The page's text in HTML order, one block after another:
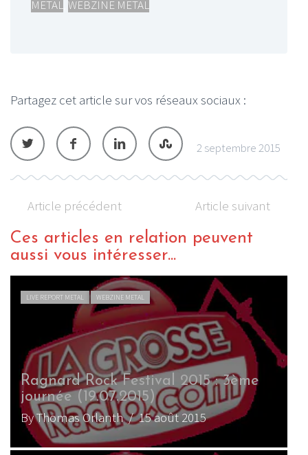
METAL WEBZINE METAL
Partagez cet article sur vos réseaux sociaux :
2 septembre 2015
Article précédent Article suivant
Ces articles en relation peuvent
aussi vous intéresser...
LIVE REPORT METAL WEBZINE METAL
Ragnard Rock Festival 2015 : 3ème
journée (19.07.2015)
By Thomas Orlanth/ 15 août 2015